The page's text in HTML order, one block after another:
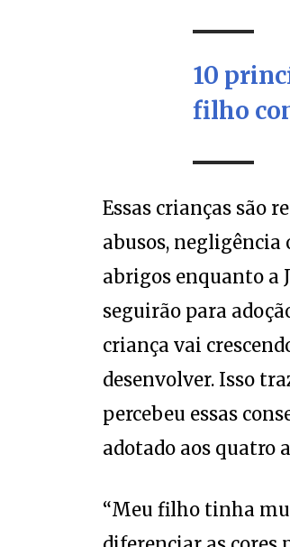
10
filho
Essas crianças são
abusos, negligência
abrigos enquanto a
seguirão para
criança vai
desenvolver. Isso
percebeu essas
adotado aos quatro
“Meu filho tinha